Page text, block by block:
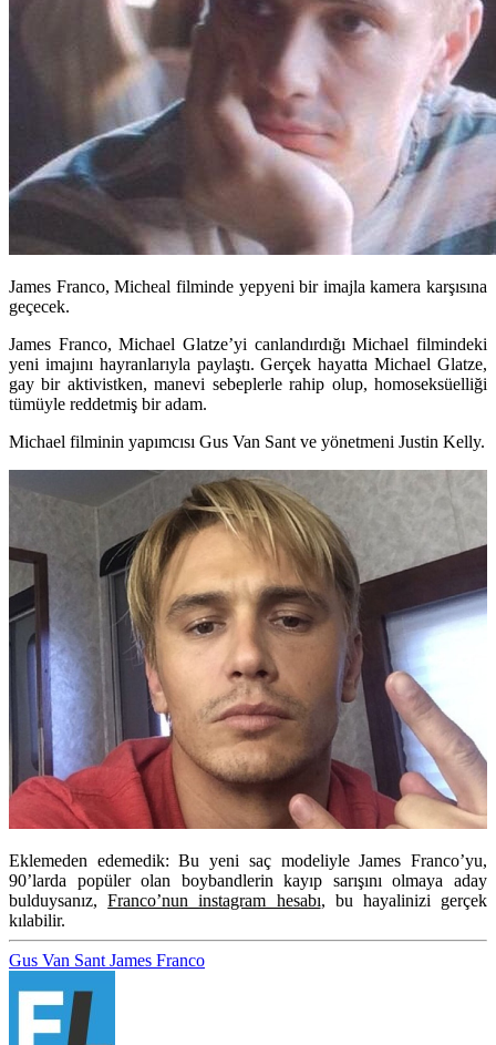
James Franco, Micheal filminde yepyeni bir imajla kamera karşısına
geçecek.
James Franco, Michael Glatze’yi canlandırdığı Michael filmindeki
yeni imajını hayranlarıyla paylaştı. Gerçek hayattaMichael Glatze,
gay bir aktivistken, manevi sebeplerle rahip olup, homoseksüelliği
tümüyle reddetmiş bir adam.
Michael filminin yapımcısı Gus Van Sant ve yönetmeni Justin Kelly.
Eklemeden edemedik: Bu yeni saç modeliyle James Franco’yu,
90’larda popüler olan boybandlerin kayıp sarışını olmaya aday
bulduysanız,Franco’nun instagram hesabı, bu hayalinizi gerçek
kılabilir.
Gus Van Sant James Franco